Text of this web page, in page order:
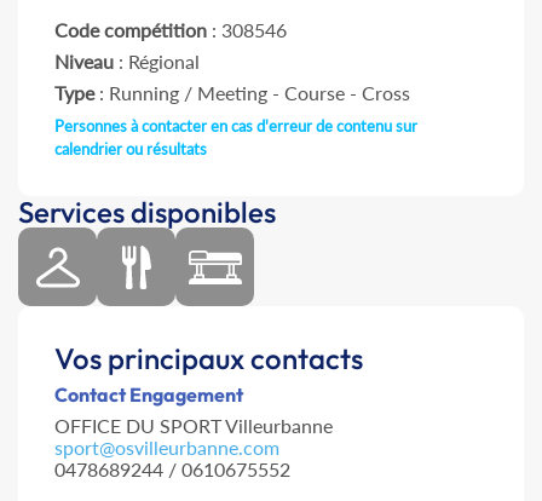
Code compétition : 308546
Niveau : Régional
Type: Running / Meeting - Course - Cross
Personnes à contacter en cas d'erreur de contenu sur
calendrier ou résultats
Services disponibles
Vos principaux contacts
Contact Engagement
OFFICE DU SPORT Villeurbanne
sport@osvilleurbanne.com
0478689244 / 0610675552